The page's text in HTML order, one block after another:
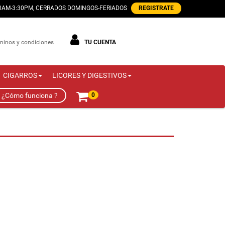
3:30PM, CERRADOS DOMINGOS-FERIADOS REGISTRATE
y condiciones TU CUENTA
CIGARROS LICORES Y DIGESTIVOS
¿Cómo funciona ? 0